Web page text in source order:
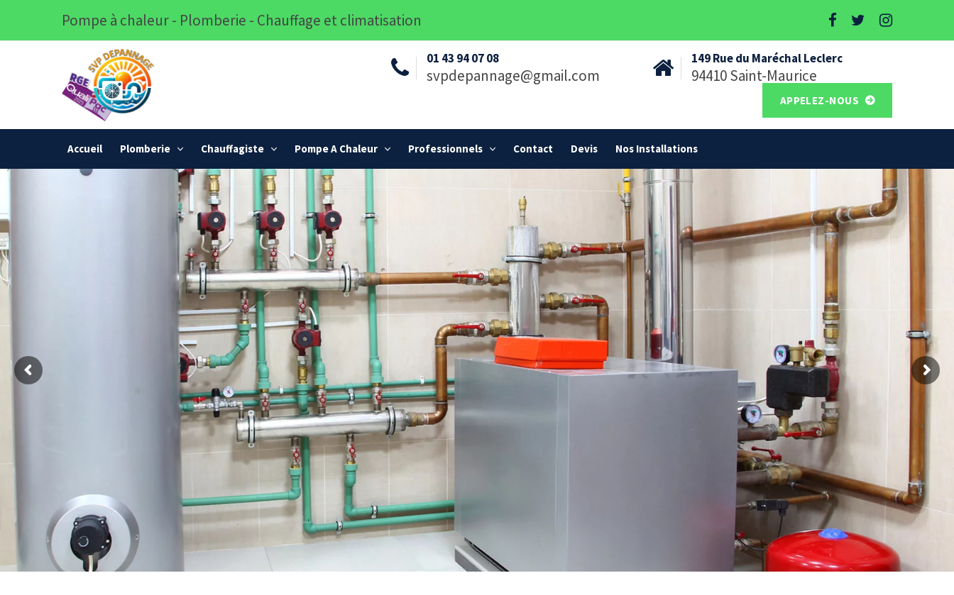
Pompe à chaleur - Plomberie - Chauffage et climatisation
01 43 94 07 08
svpdepannage@gmail.com
149 Rue du Maréchal Leclerc
94410 Saint-Maurice
APPELEZ-NOUS
Accueil Plomberie Chauffagiste Pompe A Chaleur Professionnels Contact Devis Nos Installations